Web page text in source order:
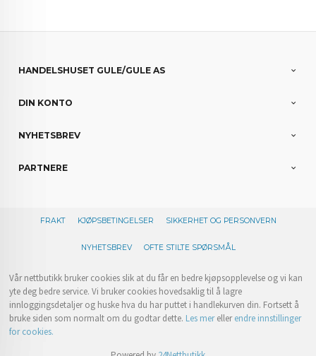
HANDELSHUSET GULE/GULE AS
DIN KONTO
NYHETSBREV
PARTNERE
FRAKT KJØPSBETINGELSER SIKKERHET OG PERSONVERN
NYHETSBREV OFTE STILTE SPØRSMÅL
Vår nettbutikk bruker cookies slik at du får en bedre kjøpsopplevelse og vi kan
yte deg bedre service. Vi bruker cookies hovedsaklig til å lagre
innloggingsdetaljer og huske hva du har puttet i handlekurven din. Fortsett å
bruke siden som normalt om du godtar dette. Les merellerendre innstillinger
for cookies.